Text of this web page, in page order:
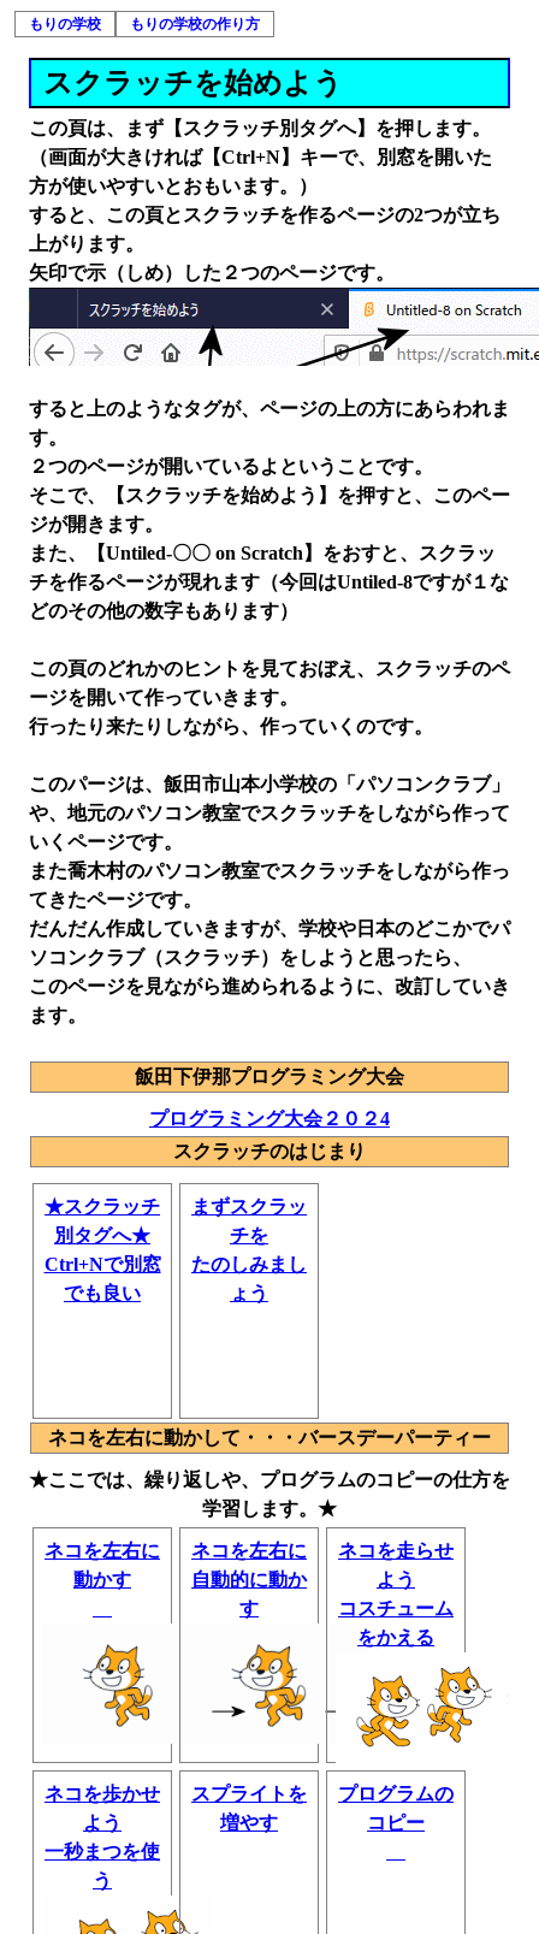
もりの学校 もりの学校の作り方
スクラッチを始めよう
この頁は、まず【スクラッチ別タグへ】を押します。
（画面が大きければ【Ctrl+N】キーで、別窓を開いた
方が使いやすいとおもいます。）
すると、この頁とスクラッチを作るページの2つが立ち
上がります。
矢印で示（しめ）した２つのページです。
すると上のようなタグが、ページの上の方にあらわれま
す。
２つのページが開いているよということです。
そこで、【スクラッチを始めよう】を押すと、このペー
ジが開きます。
また、【Untiled-〇〇 on Scratch】をおすと、スクラッ
チを作るページが現れます（今回はUntiled-8ですが１な
どのその他の数字もあります）
この頁のどれかのヒントを見ておぼえ、スクラッチのペ
ージを開いて作っていきます。
行ったり来たりしながら、作っていくのです。
このパージは、飯田市山本小学校の「パソコンクラブ」
や、地元のパソコン教室でスクラッチをしながら作って
いくページです。
また喬木村のパソコン教室でスクラッチをしながら作っ
てきたページです。
だんだん作成していきますが、学校や日本のどこかでパ
ソコンクラブ（スクラッチ）をしようと思ったら、
このページを見ながら進められるように、改訂していき
ます。
飯田下伊那プログラミング大会
プログラミング大会２０２4
スクラッチのはじまり
★スクラッチ
別タグへ★
Ctrl+Nで別窓
でも良い
まずスクラッ
チを
たのしみまし
ょう
ネコを左右に動かして・・・バースデーパーティー
★ここでは、繰り返しや、プログラムのコピーの仕方を
学習します。★
ネコを左右に
動かす
ネコを左右に
自動的に動か
す
ネコを走らせ
よう
コスチューム
をかえる
ネコを歩かせ
よう
一秒まつを使
う
スプライトを
増やす
プログラムの
コピー